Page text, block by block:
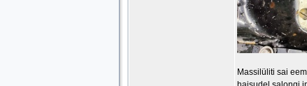
Massilüliti sai